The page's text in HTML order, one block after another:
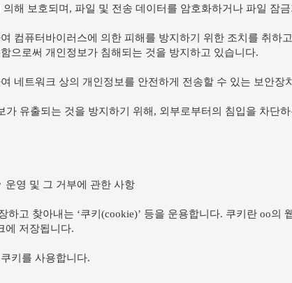
해 보호되며, 파일 및 전송 데이터를 암호화하거나 파일 잠
컴퓨터바이러스에 의한 피해를 방지하기 위한 조치를 취
으로써 개인정보가 침해되는 것을 방지하고 있습니다.
네트워크 상의 개인정보를 안전하게 전송할 수 있는 보안장
가 유출되는 것을 방지하기 위해, 외부로부터의 침입을 차단
운영 및 그 거부에 관한 사항
하고 찾아내는 ‘쿠키(cookie)’ 등을 운용합니다. 쿠키란 oo
에 저장됩니다.
키를 사용합니다.